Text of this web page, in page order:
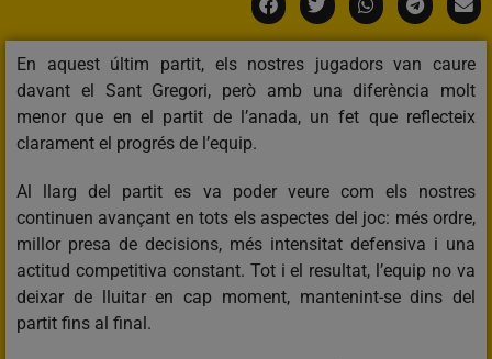
En aquest últim partit, els nostres jugadors van caure
davant el Sant Gregori, però amb una diferència molt
menor que en el partit de l’anada, un fet que reflecteix
clarament el progrés de l’equip.
Al llarg del partit es va poder veure com els nostres
continuen avançant en tots els aspectes del joc: més ordre,
millor presa de decisions, més intensitat defensiva i una
actitud competitiva constant. Tot i el resultat, l’equip no va
deixar de lluitar en cap moment, mantenint-se dins del
partit fins al final.